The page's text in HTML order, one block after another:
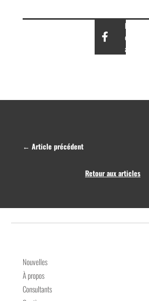
Partagez
cet
article
← Article précédent
Retour aux articles
Nouvelles
À propos
Consultants